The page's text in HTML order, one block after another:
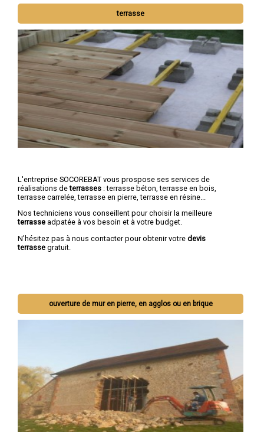
terrasse
L'entreprise SOCOREBAT vous prospose ses services de
réalisations deterrasses : terrasse béton, terrasse en bois,
terrasse carrelée, terrasse en pierre, terrasse en résine...
Nos techniciens vous conseillent pour choisir la meilleure
terrasse adpatée à vos besoin et à votre budget.
N'hésitez pas à nous contacter pour obtenir votre devis
terrasse gratuit.
ouverture de mur en pierre, en agglos ou en brique